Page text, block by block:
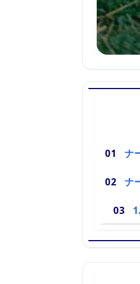
ナ
ナ